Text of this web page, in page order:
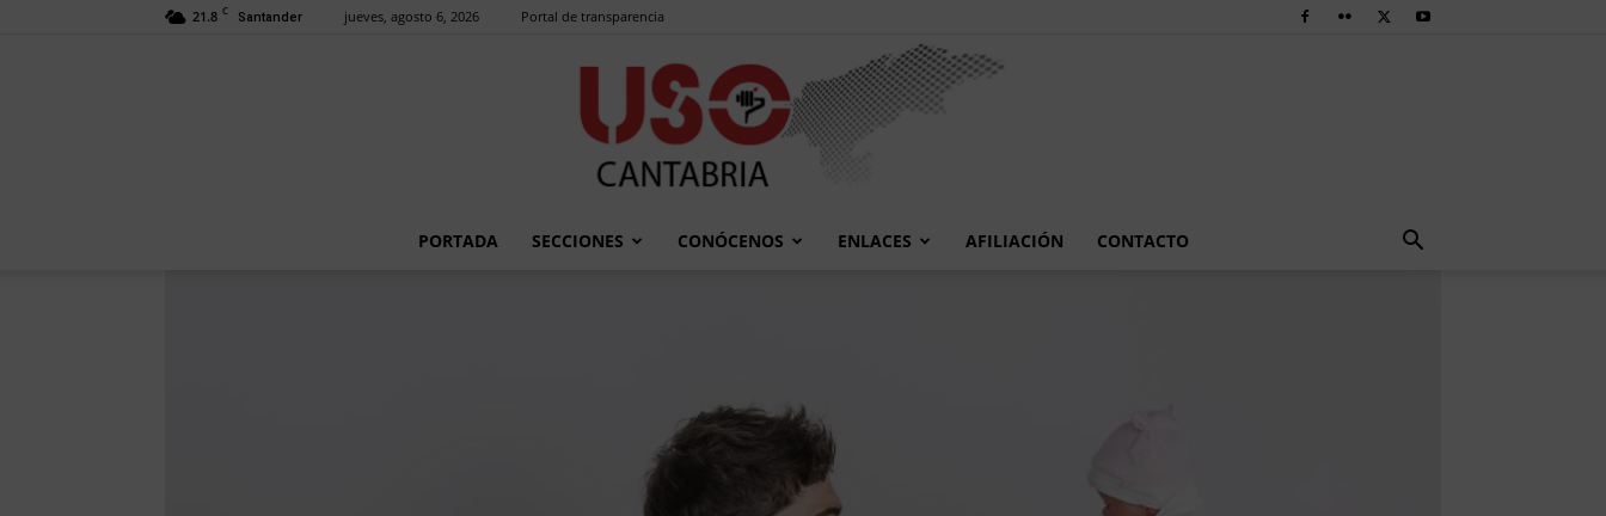
21.8 C Santander jueves, agosto 6, 2026 Portal de transparencia
Cantabria
PORTADA SECCIONES CONÓCENOS ENLACES AFILIACIÓN CONTACTO